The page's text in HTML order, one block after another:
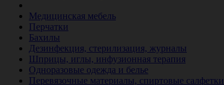
Медицинская мебель
Перчатки
Бахилы
Дезинфекция, стерилизация, журналы
Шприцы, иглы, инфузионная терапия
Одноразовые одежда и белье
Перевязочные материалы, спиртовые салфетки